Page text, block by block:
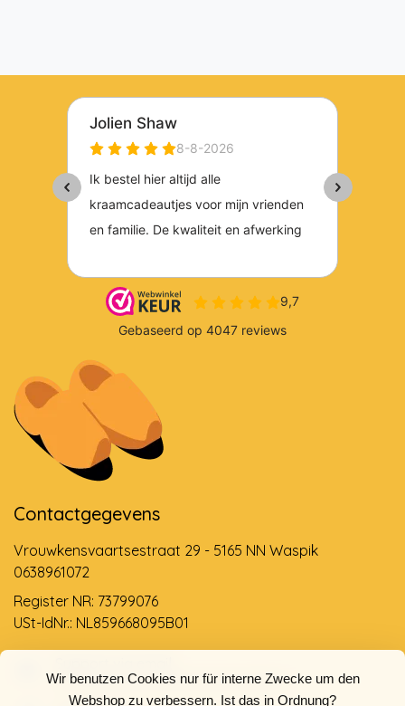
Wir benutzen Cookies nur für interne Zwecke um den
Webshop zu verbessern. Ist das in Ordnung?
Contactgegevens
Vrouwkensvaartsestraat 29 - 5165 NN Waspik
0638961072
Register NR: 73799076
USt-IdNr.: NL859668095B01
info@dehollandseklompenwinkel.nl